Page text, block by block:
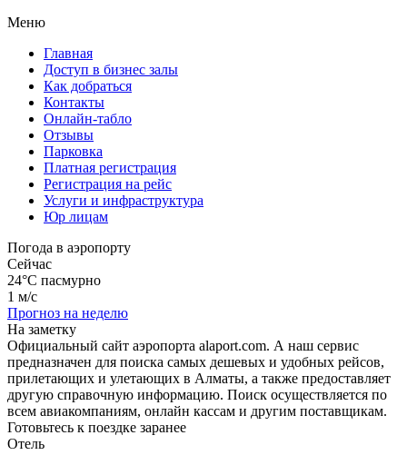
Меню
Главная
Доступ в бизнес залы
Как добраться
Контакты
Онлайн-табло
Отзывы
Парковка
Платная регистрация
Регистрация на рейс
Услуги и инфраструктура
Юр лицам
Погода в аэропорту
Сейчас
24°C пасмурно
1 м/с
Прогноз на неделю
На заметку
Официальный сайт аэропорта alaport.com. А наш сервис
предназначен для поиска самых дешевых и удобных рейсов,
прилетающих и улетающих в Алматы, а также предоставляет
другую справочную информацию. Поиск осуществляется по
всем авиакомпаниям, онлайн кассам и другим поставщикам.
Готовьтесь к поездке заранее
Отель